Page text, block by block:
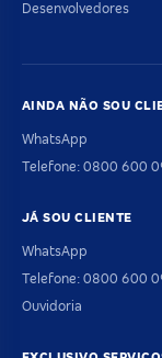
Desenvolvedores
AINDA NÃO SOU
WhatsApp
Telefone: 0800 600
JÁ SOU CLIENTE
WhatsApp
Telefone: 0800 600
Ouvidoria